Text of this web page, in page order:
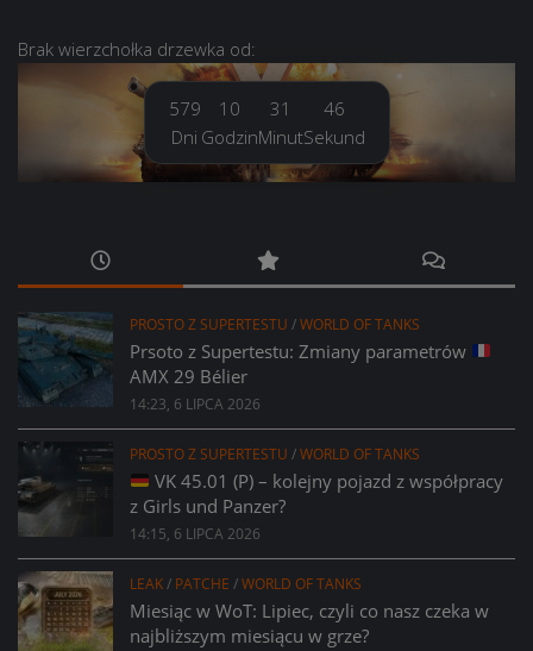
Brak wierzchołka drzewka od:
579
Dni
10
Godzin
31
Minut
47
Sekund
PROSTO Z SUPERTESTU /WORLD OF TANKS
Prsoto z Supertestu: Zmiany parametrów
AMX 29 Bélier
14:23, 6 LIPCA 2026
PROSTO Z SUPERTESTU /WORLD OF TANKS
VK 45.01 (P) – kolejny pojazd z współpracy
z Girls und Panzer?
14:15, 6 LIPCA 2026
LEAK/ PATCHE /WORLD OF TANKS
Miesiąc w WoT: Lipiec, czyli co nasz czeka w
najbliższym miesiącu w grze?